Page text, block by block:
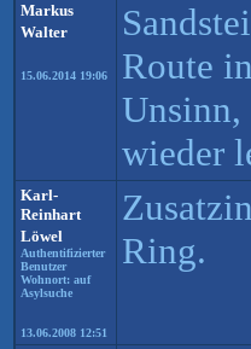
Markus
Walter
15.06.2014 19:06
Route
Unsinn,
wieder
Karl-
Reinhart
Löwel
Authentifizierter
Benutzer
Wohnort: auf
Asylsuche
13.06.2008 12:51
Ring.